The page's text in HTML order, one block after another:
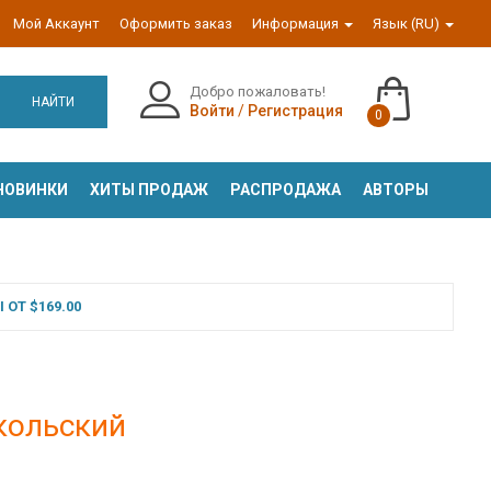
Мой Аккаунт Оформить заказ Информация Язык (RU)
НАЙТИ
Добро пожаловать!
Войти / Регистрация 0
ХИТЫ ПРОДАЖ РАСПРОДАЖА АВТОРЫ
$169.00